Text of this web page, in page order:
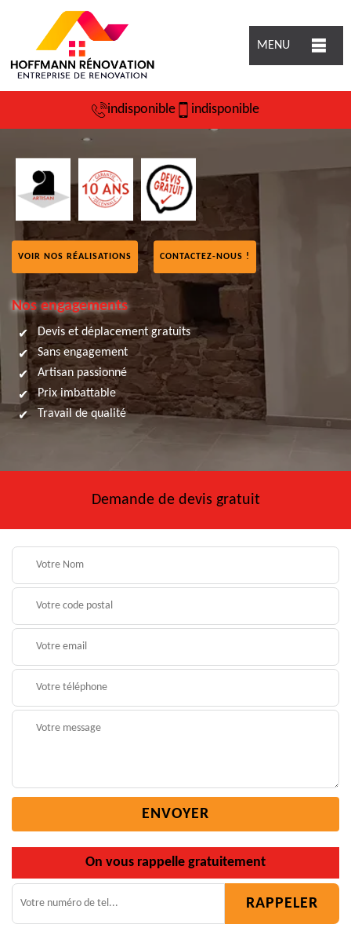
MENU
indisponible indisponible
VOIR NOS RÉALISATIONS CONTACTEZ-NOUS !
Nos engagements
Devis et déplacement gratuits
Sans engagement
Artisan passionné
Prix imbattable
Travail de qualité
Demande de devis gratuit
On vous rappelle gratuitement